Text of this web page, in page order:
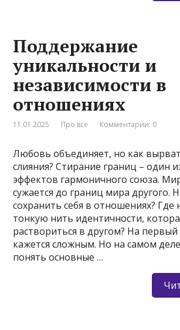
Поддержание
уникальности и
независимости в
отношениях
11.01.2025 Про все Комментарии: 0
Любовь объединяет, но как
слияния? Стирание границ – один
эффектов гармоничного союза.
сужается до границ мира другого.
сохранить себя в отношениях? Где
тонкую нить идентичности,
раствориться в другом? На первый
кажется сложным. Но на самом
понять основные …